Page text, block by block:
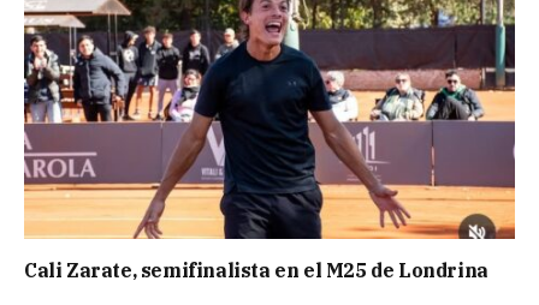
Cali Zarate, semifinalista en el M25 de Londrina